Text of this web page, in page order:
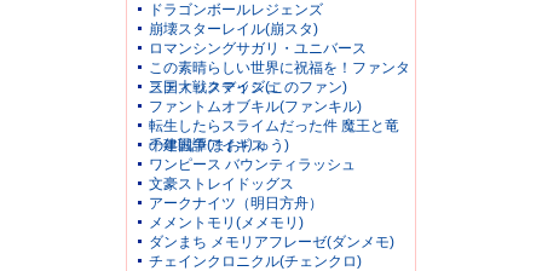
ドラゴンボールレジェンズ
崩壊スターレイル(崩スタ)
ロマンシングサガリ・ユニバース
この素晴らしい世界に祝福を！ファンタ
スティックデイズ(このファン)
三国大戦スマッシュ
ファントムオブキル(ファンキル)
転生したらスライムだった件 魔王と竜
の建国譚(まおりゅう)
千年戦争アイギス
ワンピース バウンティラッシュ
文豪ストレイドッグス
アークナイツ（明日方舟）
メメントモリ(メメモリ)
ダンまち メモリアフレーゼ(ダンメモ)
チェインクロニクル(チェンクロ)